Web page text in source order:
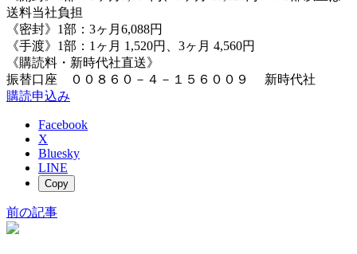
送料当社負担
《密封》1部：3ヶ月6,088円
《手渡》1部：1ヶ月 1,520円、3ヶ月 4,560円
《購読料・新時代社直送》
振替口座 ００８６０－４－１５６００９ 新時代社
購読申込み
Facebook
X
Bluesky
LINE
Copy
前の記事